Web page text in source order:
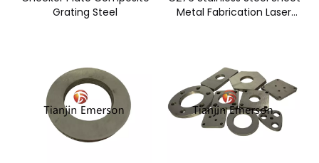
Grating Steel
Metal Fabrication Laser